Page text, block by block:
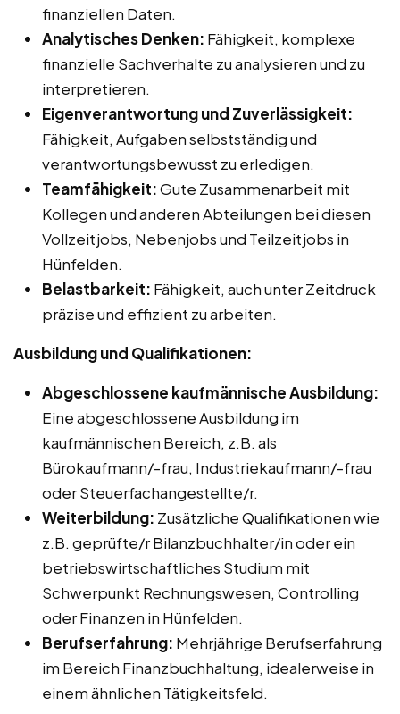
finanziellen Daten.
Analytisches Denken: Fähigkeit, komplexe
finanzielle Sachverhalte zu analysieren und zu
interpretieren.
Eigenverantwortung und Zuverlässigkeit:
Fähigkeit, Aufgaben selbstständig und
verantwortungsbewusst zu erledigen.
Teamfähigkeit:Gute Zusammenarbeit mit
Kollegen und anderen Abteilungen bei diesen
Vollzeitjobs, Nebenjobs und Teilzeitjobs in
Hünfelden.
Belastbarkeit: Fähigkeit, auch unter Zeitdruck
präzise und effizient zu arbeiten.
Ausbildung und Qualifikationen:
Abgeschlossene kaufmännische Ausbildung:
Eine abgeschlossene Ausbildung im
kaufmännischen Bereich, z.B. als
Bürokaufmann/-frau, Industriekaufmann/-frau
oder Steuerfachangestellte/r.
Weiterbildung: Zusätzliche Qualifikationen wie
z.B. geprüfte/r Bilanzbuchhalter/in oder ein
betriebswirtschaftliches Studium mit
Schwerpunkt Rechnungswesen, Controlling
oder Finanzen in Hünfelden.
Berufserfahrung: Mehrjährige Berufserfahrung
im Bereich Finanzbuchhaltung, idealerweise in
einem ähnlichen Tätigkeitsfeld.